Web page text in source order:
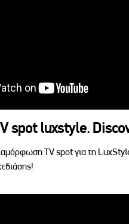
spot luxstyle.
TV spot για τη